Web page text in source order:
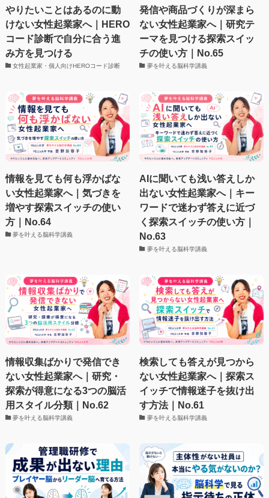
やりたいことはあるのに動
けない女性起業家へ｜HERO
コード診断で自分に合う進
み方を見つける
女性起業家・個人向けHEROコード診断
発信や商品づくりが深まら
ない女性起業家へ｜研究テ
ーマを見つける探索スイッ
チの使い方｜No.65
夢を叶える脳科学講義
情報を見ても何も浮かばな
い女性起業家へ｜気づきを
増やす探索スイッチの使い
方｜No.64
夢を叶える脳科学講義
AIに聞いても浅い答えしか
出ない女性起業家へ｜キー
ワードで迷わず答えに近づ
く探索スイッチの使い方｜
No.63
夢を叶える脳科学講義
情報収集ばかりで発信でき
ない女性起業家へ｜研究・
探索が得意になる3つの脳活
用スタイル分類｜No.62
夢を叶える脳科学講義
検索しても答えが見つから
ない女性起業家へ｜探索ス
イッチで情報迷子を抜け出
す方法｜No.61
夢を叶える脳科学講義